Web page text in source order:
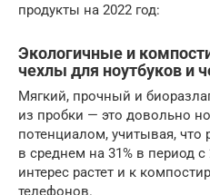
продукты на 2022 год:
Экологичные и
чехлы для ноутбуков и
Мягкий, прочный и
из пробки — это довольно
потенциалом, учитывая, что
в среднем на 31% в период
интерес растет и к
телефонов.